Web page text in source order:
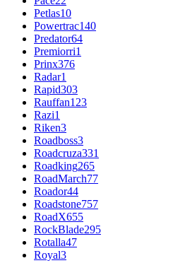
Petlas10
Powertrac140
Predator64
Premiorri1
Prinx376
Radar1
Rapid303
Rauffan123
Razi1
Riken3
Roadboss3
Roadcruza331
Roadking265
RoadMarch77
Roador44
Roadstone757
RoadX655
RockBlade295
Rotalla47
Royal3